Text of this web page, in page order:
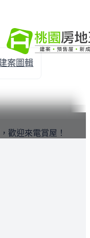
案圖輯
歡迎來電賞屋！